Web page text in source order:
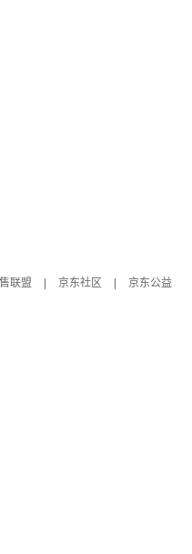
联盟 京东社区
京东公益